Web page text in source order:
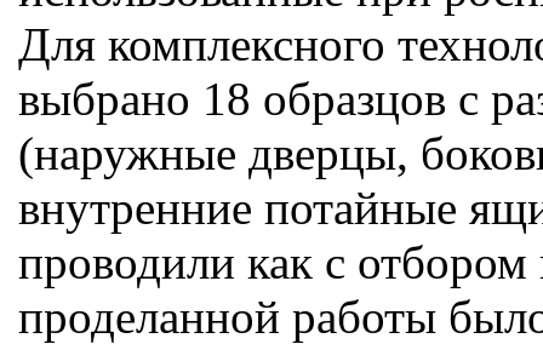
Для комплексного
выбрано 18 образцов с
(наружные дверцы,
внутренние потайные
проводили как с отбором
проделанной работы